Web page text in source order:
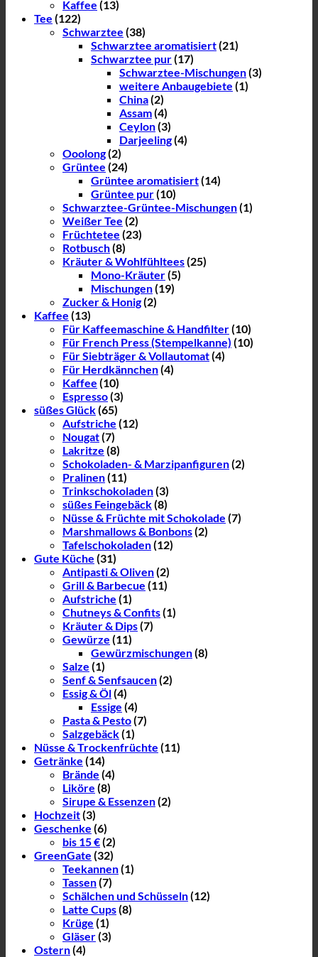
Kaffee (13)
Tee (122)
Schwarztee (38)
Schwarztee aromatisiert(21)
Schwarztee pur(17)
Schwarztee-Mischungen(3)
weitere Anbaugebiete (1)
China(2)
Assam(4)
Ceylon(3)
Darjeeling(4)
Ooolong(2)
Grüntee (24)
Grüntee aromatisiert(14)
Grüntee pur(10)
Schwarztee-Grüntee-Mischungen(1)
Weißer Tee (2)
Früchtetee (23)
Rotbusch(8)
Kräuter & Wohlfühltees(25)
Mono-Kräuter(5)
Mischungen(19)
Zucker & Honig(2)
Kaffee (13)
Für Kaffeemaschine & Handfilter(10)
Für French Press (Stempelkanne) (10)
Für Siebträger & Vollautomat(4)
Für Herdkännchen(4)
Kaffee (10)
Espresso(3)
süßes Glück(65)
Aufstriche (12)
Nougat(7)
Lakritze (8)
Schokoladen- & Marzipanfiguren(2)
Pralinen(11)
Trinkschokoladen(3)
süßes Feingebäck(8)
Nüsse & Früchte mit Schokolade (7)
Marshmallows & Bonbons(2)
Tafelschokoladen(12)
Gute Küche (31)
Antipasti & Oliven(2)
Grill & Barbecue (11)
Aufstriche (1)
Chutneys & Confits(1)
Kräuter & Dips(7)
Gewürze (11)
Gewürzmischungen(8)
Salze (1)
Senf & Senfsaucen(2)
Essig & Öl(4)
Essige (4)
Pasta & Pesto(7)
Salzgebäck(1)
Nüsse & Trockenfrüchte (11)
Getränke (14)
Brände (4)
Liköre (8)
Sirupe & Essenzen(2)
Hochzeit(3)
Geschenke (6)
bis 15 €(2)
GreenGate (32)
Teekannen(1)
Tassen(7)
Schälchen und Schüsseln(12)
Latte Cups(8)
Krüge (1)
Gläser(3)
Ostern(4)